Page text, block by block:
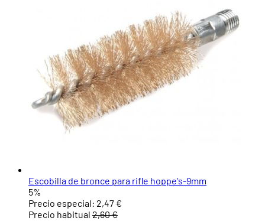
Escobilla de bronce para rifle hoppe's-9mm
5%
Precio especial: 2,47 €
Precio habitual 2,60 €